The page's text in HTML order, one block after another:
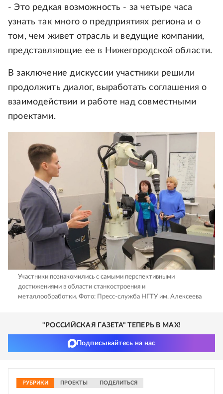
- Это редкая возможность - за четыре часа
узнать так много о предприятиях региона и о
том, чем живет отрасль и ведущие компании,
представляющие ее в Нижегородской области.
В заключение дискуссии участники решили
продолжить диалог, выработать соглашения о
взаимодействии и работе над совместными
проектами.
Участники познакомились с самыми перспективными
достижениями в области станкостроения и
металлообработки. Фото: Пресс-служба НГТУ им. Алексеева
"РОССИЙСКАЯ ГАЗЕТА" ТЕПЕРЬ В MAX!
Подписывайтесь на нас
РУБРИКИ ПРОЕКТЫ ПОДЕЛИТЬСЯ